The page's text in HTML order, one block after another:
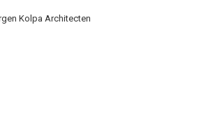
Kolpa Architecten